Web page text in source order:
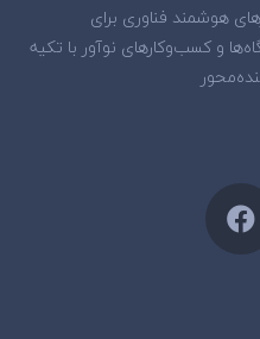
هوشمند فناوری برای
و کسب‌وکارهای نوآور با تکیه